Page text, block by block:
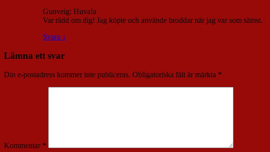
Gunveig: Huva!a
Var rädd om dig! Jag köpte och använde broddar när jag var som sämst.
Svara ↓
Lämna ett svar
Din e-postadress kommer inte publiceras. Obligatoriska fält är märkta *
Kommentar *